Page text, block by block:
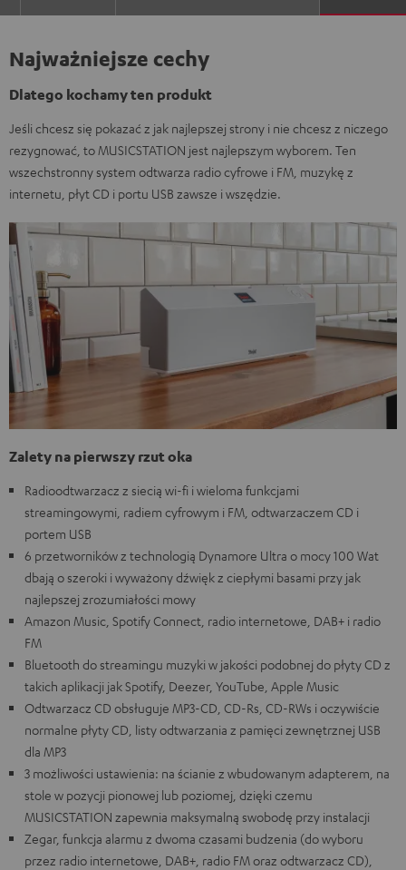
Najważniejsze cechy
Dlatego kochamy ten produkt
Jeśli chcesz się pokazać z jak najlepszej strony i nie chcesz z niczego
rezygnować, to MUSICSTATION jest najlepszym wyborem. Ten
wszechstronny system odtwarza radio cyfrowe i FM, muzykę z
internetu, płyt CD i portu USB zawsze i wszędzie.
Zalety na pierwszy rzut oka
Radioodtwarzacz z siecią wi-fi i wieloma funkcjami
streamingowymi, radiem cyfrowym i FM, odtwarzaczem CD i
portem USB
6 przetworników z technologią Dynamore Ultra o mocy 100 Wat
dbają o szeroki i wyważony dźwięk z ciepłymi basami przy jak
najlepszej zrozumiałości mowy
Amazon Music, Spotify Connect, radio internetowe, DAB+ i radio
FM
Bluetooth do streamingu muzyki w jakości podobnej do płyty CD z
takich aplikacji jak Spotify, Deezer, YouTube, Apple Music
Odtwarzacz CD obsługuje MP3-CD, CD-Rs, CD-RWs i oczywiście
normalne płyty CD, listy odtwarzania z pamięci zewnętrznej USB
dla MP3
3 możliwości ustawienia: na ścianie z wbudowanym adapterem, na
stole w pozycji pionowej lub poziomej, dzięki czemu
MUSICSTATION zapewnia maksymalną swobodę przy instalacji
Zegar, funkcja alarmu z dwoma czasami budzenia (do wyboru
przez radio internetowe, DAB+, radio FM oraz odtwarzacz CD),